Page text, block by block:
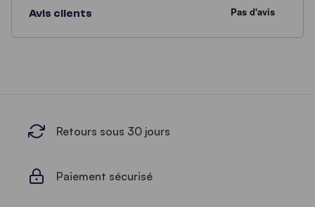
Avis clients
Retours sous 30 jours
Paiement sécurisé